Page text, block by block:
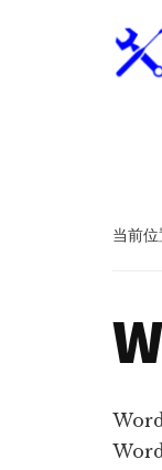
作
建
务
商
当前位